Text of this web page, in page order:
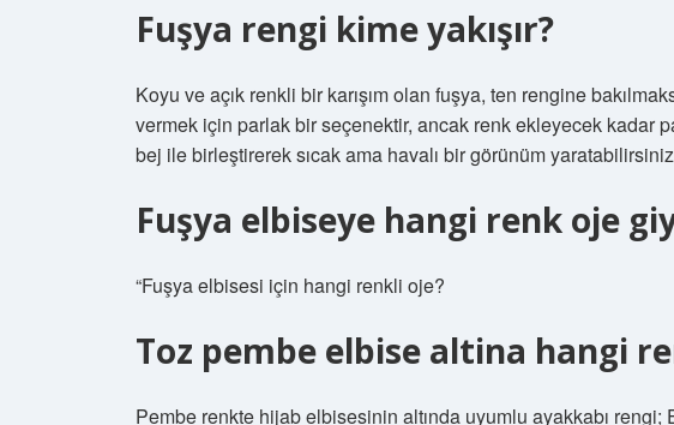
Fuşya rengi kime yakışır?
Koyu ve açık renkli bir karışım olan fuşya, ten rengine
vermek için parlak bir seçenektir, ancak renk ekleyecek kadar
bej ile birleştirerek sıcak ama havalı bir görünüm
Fuşya elbiseye hangi renk oje
“Fuşya elbisesi için hangi renkli oje?
Toz pembe elbise altina hangi
Pembe renkte hijab elbisesinin altında uyumlu ayakkabı rengi;